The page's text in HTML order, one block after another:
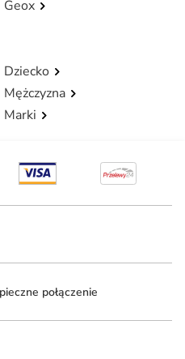
Geox
Dziecko
Mężczyzna
Marki
połączenie